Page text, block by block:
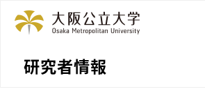
研究者情報